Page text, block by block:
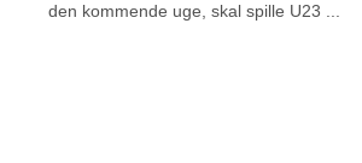
den kommende uge, skal spille U23 ...